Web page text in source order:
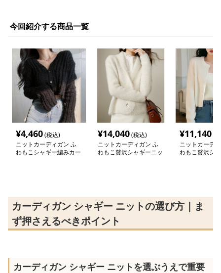
今回紹介する商品一覧
¥4,460(税込)
ニットカーディガン ふ
わもこシャギー編みカー
¥14,040(税込)
ニットカーディガン ふ
わもこ贅沢シャギーニッ
¥11,140
ニットカーデ
わもこ贅沢シ
カーディガン シャギー ニットの選び方｜ま
ず押さえるべきポイント
カーディガン シャギー ニットを選ぶうえで重要